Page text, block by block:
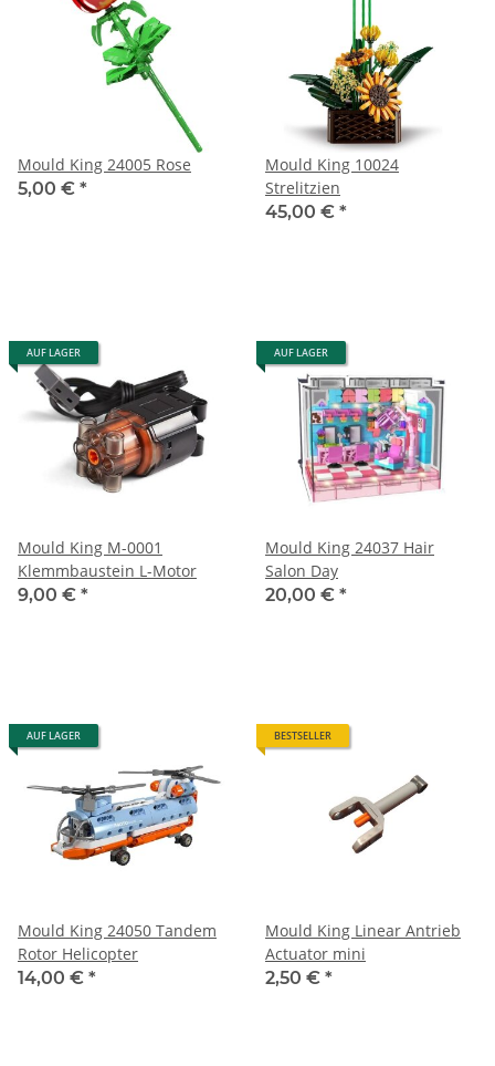
Mould King 24005 Rose
5,00 € *
Mould King 10024
Strelitzien
45,00 € *
AUF LAGER
Mould King M-0001
Klemmbaustein L-Motor
9,00 € *
AUF LAGER
Mould King 24037 Hair
Salon Day
20,00 € *
AUF LAGER
Mould King 24050 Tandem
Rotor Helicopter
14,00 € *
BESTSELLER
Mould King Linear Antrieb
Actuator mini
2,50 € *